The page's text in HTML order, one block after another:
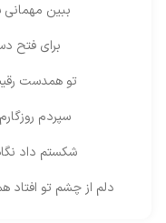
ببین
برای فتح
تو همدست
سپردم
شکستم داد
دلم از چشم تو